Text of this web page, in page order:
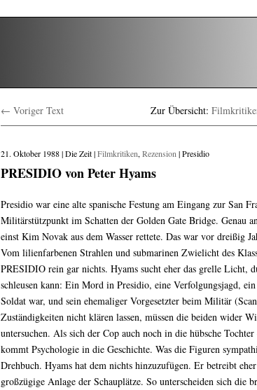
← Voriger Text Zur Übersicht:
21. Oktober 1988 | Die Zeit |Filmkritiken, Rezension | Presidio
PRESIDIO von Peter Hyams
Presidio war eine alte spanische Festung am Eingang zur San
Militärstützpunkt im Schatten der Golden Gate Bridge. Genau
einst Kim Novak aus dem Wasser rettete. Das war vor dreißig
Vom lilienfarbenen Strahlen und submarinen Zwielicht des
PRESIDIO rein gar nichts. Hyams sucht eher das grelle Licht,
schleusen kann: Ein Mord in Presidio, eine Verfolgungsjagd,
Soldat war, und sein ehemaliger Vorgesetzter beim Militär
Zuständigkeiten nicht klären lassen, müssen die beiden wider
untersuchen. Als sich der Cop auch noch in die hübsche
kommt Psychologie in die Geschichte. Was die Figuren
Drehbuch. Hyams hat dem nichts hinzuzufügen. Er betreibt
großzügige Anlage der Schauplätze. So unterscheiden sich die